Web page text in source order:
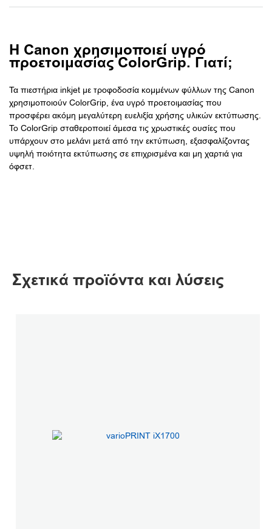
Η Canon χρησιμοποιεί υγρό
προετοιμασίας ColorGrip. Γιατί;
Τα πιεστήρια inkjet με τροφοδοσία κομμένων φύλλων της Canon
χρησιμοποιούν ColorGrip, ένα υγρό προετοιμασίας που
προσφέρει ακόμη μεγαλύτερη ευελιξία χρήσης υλικών εκτύπωσης.
Το ColorGrip σταθεροποιεί άμεσα τις χρωστικές ουσίες που
υπάρχουν στο μελάνι μετά από την εκτύπωση, εξασφαλίζοντας
υψηλή ποιότητα εκτύπωσης σε επιχρισμένα και μη χαρτιά για
όφσετ.
Σχετικά προϊόντα και λύσεις